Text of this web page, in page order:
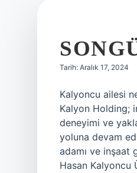
Tarih: Aralık 17, 2024
Kalyoncu ailesi
Kalyon Holding;
deneyimi ve
yoluna devam
adamı ve inşaat
Hasan Kalyoncu